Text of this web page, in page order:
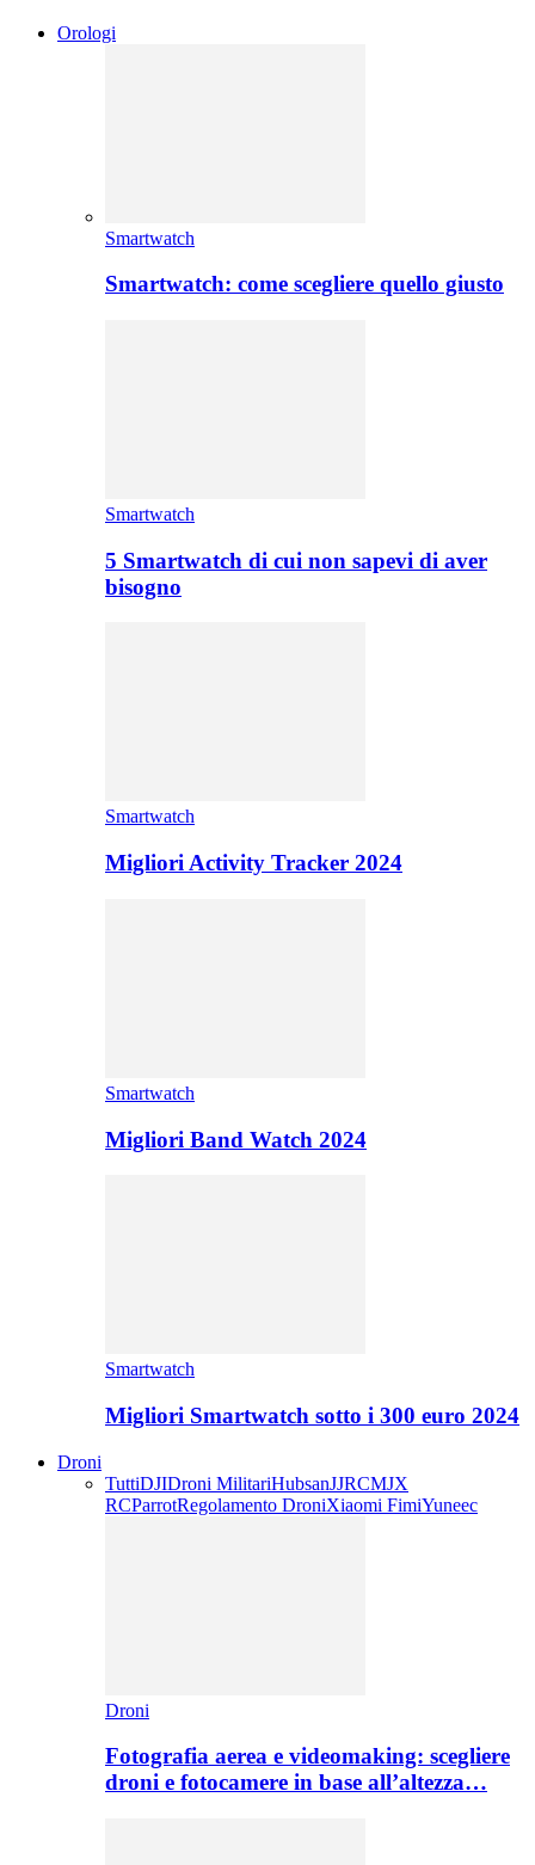
Orologi
Smartwatch
Smartwatch: come scegliere quello giusto
Smartwatch
5 Smartwatch di cui non sapevi di aver
bisogno
Smartwatch
Migliori Activity Tracker 2024
Smartwatch
Migliori Band Watch 2024
Smartwatch
Migliori Smartwatch sotto i 300 euro 2024
Droni
TuttiDJIDroni MilitariHubsanJJRCMJX
RCParrotRegolamento DroniXiaomi FimiYuneec
Droni
Fotografia aerea e videomaking: scegliere
droni e fotocamere in base all’altezza…